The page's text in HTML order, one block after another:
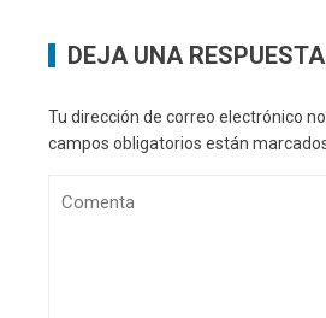
DEJA UNA RESPUESTA
Tu dirección de correo electrónico
campos obligatorios están